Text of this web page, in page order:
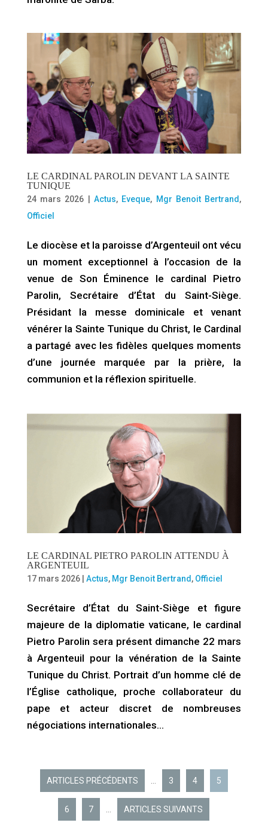
LE CARDINAL PAROLIN DEVANT LA SAINTE
TUNIQUE
24 mars 2026 |Actus, Eveque, Mgr Benoit Bertrand ,
Officiel
Le diocèse et la paroisse d’Argenteuil ont vécu
un moment exceptionnel à l’occasion de la
venue de Son Éminence le cardinal Pietro
Parolin, Secrétaire d’État du Saint-Siège.
Présidant la messe dominicale et venant
vénérer la Sainte Tunique du Christ, le Cardinal
a partagé avec les fidèles quelques moments
d’une journée marquée par la prière, la
communion et la réflexion spirituelle.
LE CARDINAL PIETRO PAROLIN ATTENDU À
ARGENTEUIL
17 mars 2026| Actus, Mgr Benoit Bertrand, Officiel
Secrétaire d’État du Saint-Siège et figure
majeure de la diplomatie vaticane, le cardinal
Pietro Parolin sera présent dimanche 22 mars
à Argenteuil pour la vénération de la Sainte
Tunique du Christ. Portrait d’un homme clé de
l’Église catholique, proche collaborateur du
pape et acteur discret de nombreuses
négociations internationales…
ARTICLES PRÉCÉDENTS 3 4 5
6 7 ARTICLES SUIVANTS